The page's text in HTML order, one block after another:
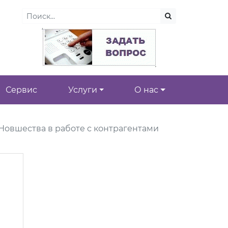
Сервис Услуги О нас
в работе с контрагентами